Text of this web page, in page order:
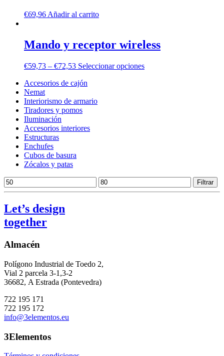
€69,96 Añadir al carrito
Mando y receptor wireless
€59,73 – €72,53 Seleccionar opciones
Accesorios de cajón
Nemat
Interiorismo de armario
Tiradores y pomos
Iluminación
Accesorios interiores
Estructuras
Enchufes
Cubos de basura
Zócalos y patas
Precio
mínimo
Precio
máximo
Filtrar
Let’s design
together
Almacén
Polígono Industrial de Toedo 2,
Vial 2 parcela 3-1,3-2
36682, A Estrada (Pontevedra)
722 195 171
722 195 172
info@3elementos.eu
3Elementos